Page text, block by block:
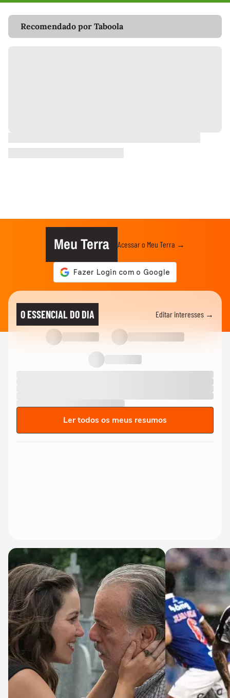
Recomendado por Taboola
Meu Terra Acessar o Meu Terra →
O ESSENCIAL DO DIA Editar interesses →
Ler todos os meus resumos